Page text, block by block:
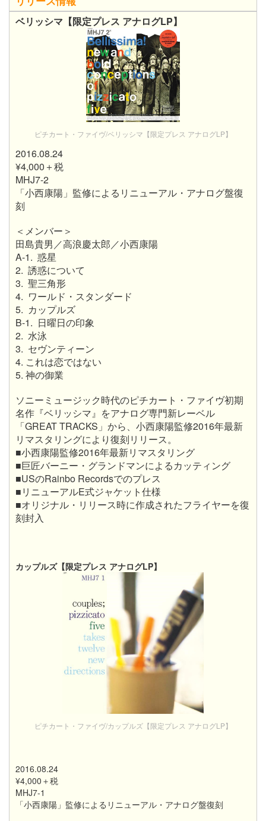
ベリッシマ【限定プレス アナログLP】
ピチカート・ファイヴ/ベリッシマ【限定プレス アナログLP】
2016.08.24
¥4,000＋税
MHJ7-2
「小西康陽」監修によるリニューアル・アナログ盤復
刻
＜メンバー＞
田島貴男／高浪慶太郎／小西康陽
A-1. 惑星
2. 誘惑について
3. 聖三角形
4. ワールド・スタンダード
5. カップルズ
B-1. 日曜日の印象
2. 水泳
3. セヴンティーン
4. これは恋ではない
5. 神の御業
ソニーミュージック時代のピチカート・ファイヴ初期
名作『ベリッシマ』をアナログ専門新レーベル
「GREAT TRACKS」から、小西康陽監修2016年最新
リマスタリングにより復刻リリース。
■小西康陽監修2016年最新リマスタリング
■巨匠バーニー・グランドマンによるカッティング
■USのRainbo Recordsでのプレス
■リニューアルE式ジャケット仕様
■オリジナル・リリース時に作成されたフライヤーを復
刻封入
カップルズ【限定プレス アナログLP】
ピチカート・ファイヴ/カップルズ【限定プレス アナログLP】
2016.08.24
¥4,000＋税
MHJ7-1
「小西康陽」監修によるリニューアル・アナログ盤復刻